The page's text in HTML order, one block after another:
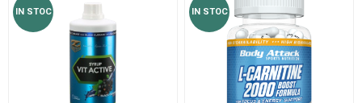
IN STOC IN STOC